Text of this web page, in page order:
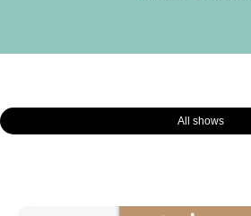
All shows
PagePagePagePagePagePage